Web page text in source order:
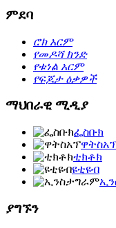
ምደባ
ሮክ አርም
የመዶሻ ክንድ
የቱነል አርም
የፍጆታ ዕቃዎች
ማህበራዊ ሚዲያ
ፌስቡክ
ቲክቶክ
ዩቲዩብ
ያግኙን